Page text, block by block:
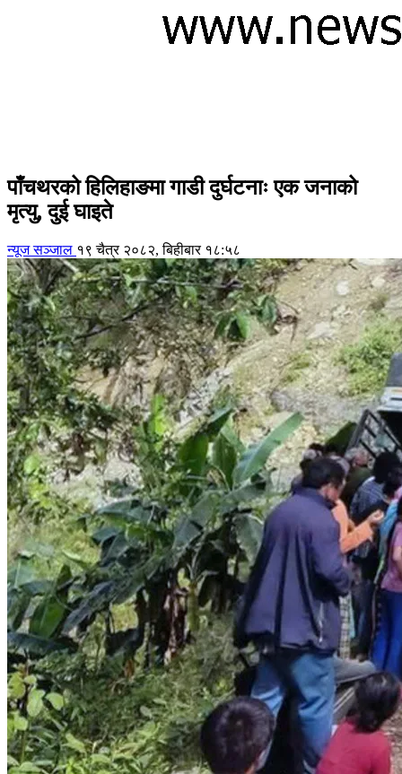
पाँचथरको हिलिहाङमा गाडी दुर्घटनाः एक जनाको
मृत्यु, दुई घाइते
न्यूज सञ्जाल १९ चैत्र २०८२, बिहीबार १८:५८